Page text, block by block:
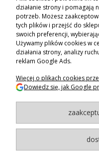
działanie strony i pomagają
potrzeb. Możesz
tych plików i przejść do
swoich preferencji,
Używamy plików cookies w
działania strony, analizy
reklam Google Ads.
Więcej o plikach cookies
Dowiedz się, jak Google